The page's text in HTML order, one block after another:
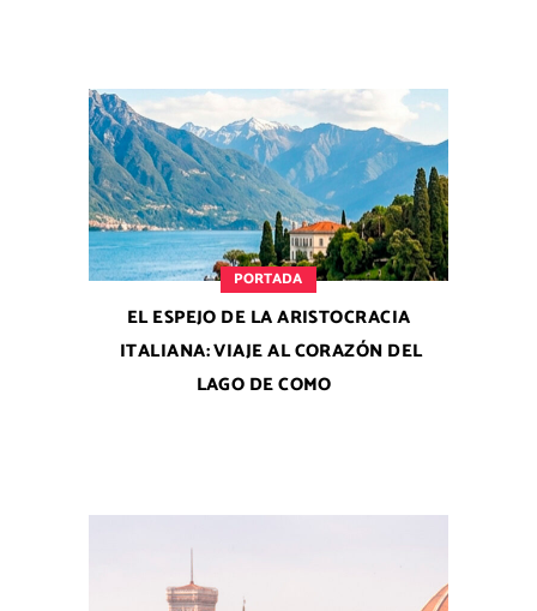
PORTADA
EL ESPEJO DE LA ARISTOCRACIA
ITALIANA: VIAJE AL CORAZÓN DEL
LAGO DE COMO